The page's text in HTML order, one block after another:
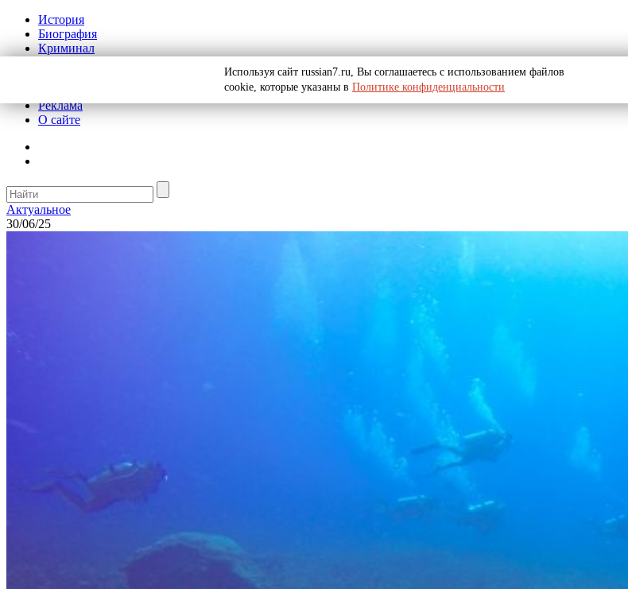
История
Биография
Криминал
Реклама
О сайте
Актуальное
30/06/25
Используя сайт russian7.ru, Вы соглашаетесь с использованием файлов
cookie, которые указаны в Политике конфиденциальности